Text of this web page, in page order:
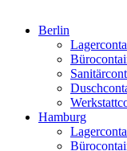
Berlin
Hamburg